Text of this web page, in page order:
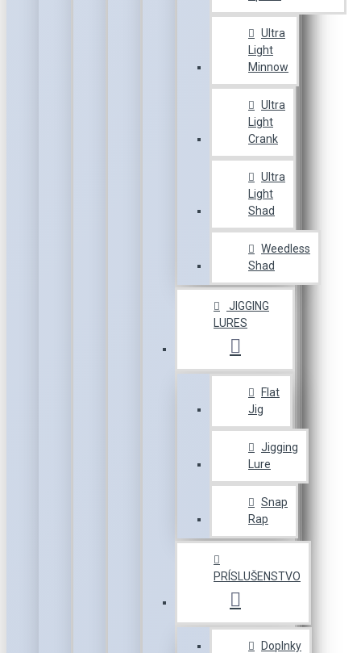
Ultra
Light
Minnow
Ultra
Light
Crank
Ultra
Light
Shad
Weedless
Shad
JIGGING
LURES
Flat
Jig
Jigging
Lure
Snap
Rap
PRÍSLUŠENSTVO
Doplnky